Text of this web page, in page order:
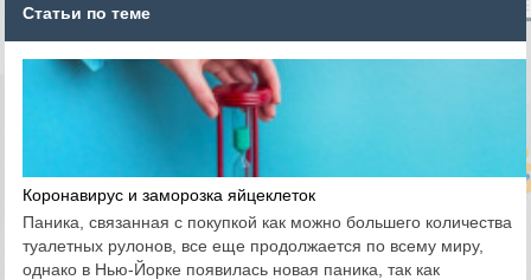
Статьи по теме
Коронавирус и заморозка яйцеклеток
Паника, связанная с покупкой как можно большего количества
туалетных рулонов, все еще продолжается по всему миру,
однако в Нью-Йорке появилась новая паника, так как